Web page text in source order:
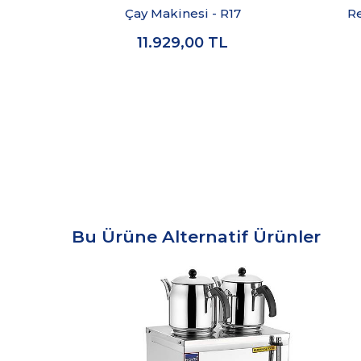
Çay Makinesi - R17
11.929,00 TL
Bu Ürüne Alternatif Ürünler